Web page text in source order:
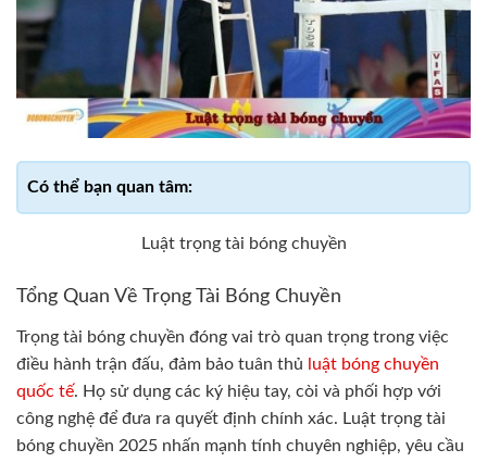
Luật trọng tài bóng chuyền
Tổng Quan Về Trọng Tài Bóng Chuyền
Trọng tài bóng chuyền đóng vai trò quan trọng trong việc
điều hành trận đấu, đảm bảo tuân thủ
luật bóng chuyền
quốc tế. Họ sử dụng các ký hiệu tay, còi và phối hợp với
công nghệ để đưa ra quyết định chính xác. Luật trọng tài
bóng chuyền 2025 nhấn mạnh tính chuyên nghiệp, yêu cầu